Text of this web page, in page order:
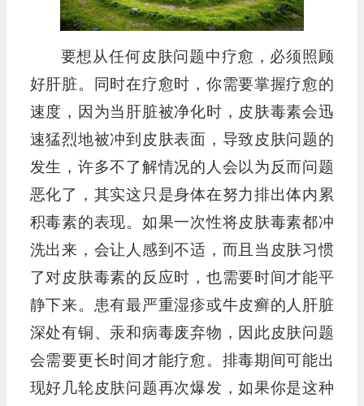
要想从任何皮肤问题中疗愈，必须照顾
好肝脏。同时在疗愈时，你需要掌握疗愈的
速度，因为当肝脏被净化时，皮肤毒素会迅
速猛烈地被冲到皮肤表面，导致皮肤问题的
发生，许多不了解情况的人会以为反而问题
恶化了，其实这只是身体在努力排出体内累
积毒素的表现。如果一次性将皮肤毒素都冲
洗出来，会让人感到不适，而且当皮肤习惯
了对皮肤毒素的反应时，也需要时间才能平
静下来。患有最严重湿疹或牛皮癣的人肝脏
深处有铜、汞和病毒废弃物，因此皮肤问题
会需要更长时间才能疗愈。排毒期间可能出
现好几轮皮肤问题再次爆发，如果你是这种